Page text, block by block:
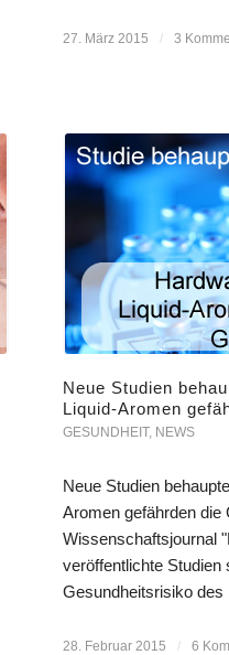
27. März 2015 / 3
Neue Studien
Liquid-Aromen
GESUNDHEIT, NEWS
Neue Studien
Aromen gefährden die
Wissenschaftsjournal
veröffentlichte Studien
Gesundheitsrisiko
28. Februar 2015 / 6